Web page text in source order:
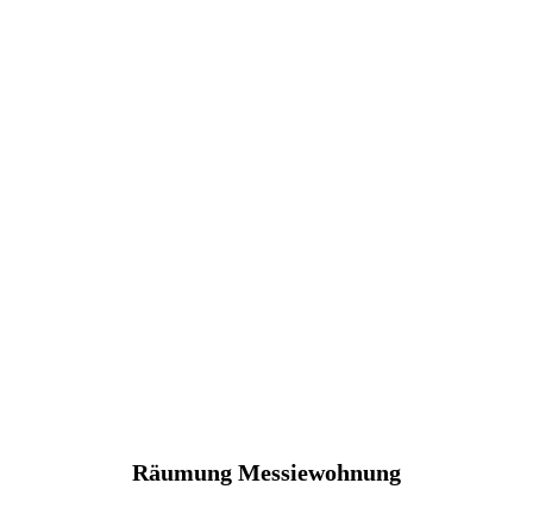
Räumung Messiewohnung